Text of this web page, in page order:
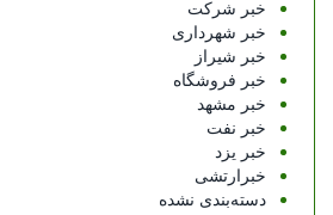
خبر شرکت
خبر شهرداری
خبر شیراز
خبر فروشگاه
خبر مشهد
خبر نفت
خبر یزد
خبرارتشی
دسته‌بندی نشده